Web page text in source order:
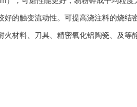
的触变流动性。可提高浇注料的烧结
材料、刀具、精密氧化铝陶瓷、及等